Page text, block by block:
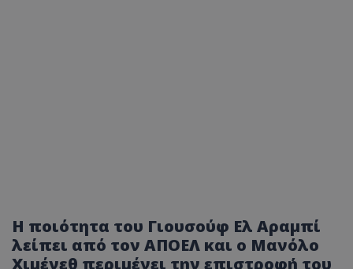
Η ποιότητα του Γιουσούφ Ελ Αραμπί
λείπει από τον ΑΠΟΕΛ και ο Μανόλο
Χιμένεθ περιμένει την επιστροφή του